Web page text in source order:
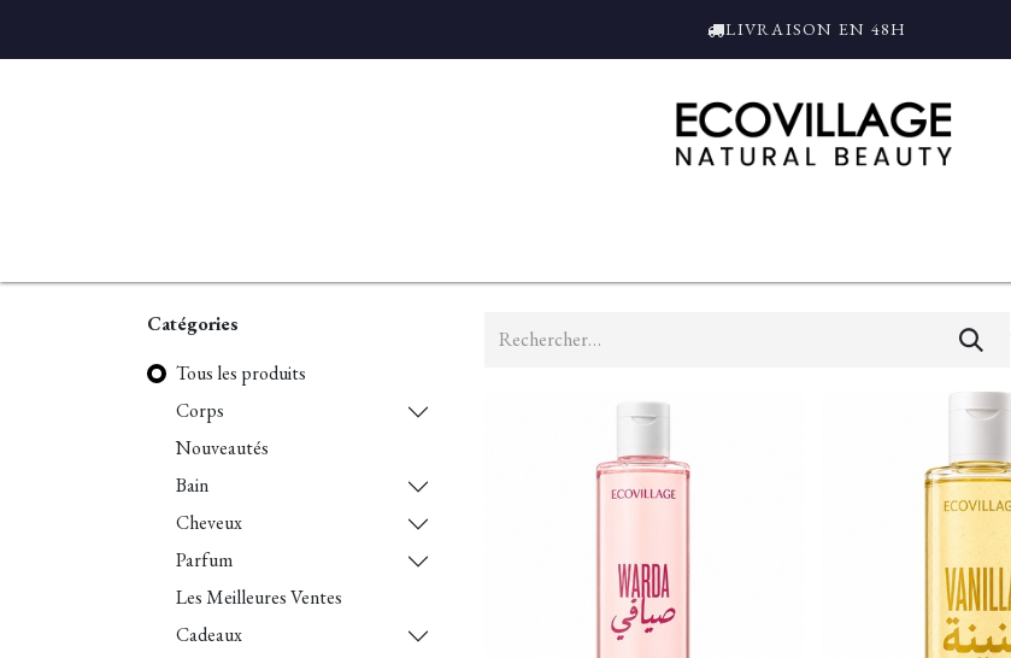
LIVRAISON EN 48H
Catégories
Tous les produits
Corps
Nouveautés
Bain
Cheveux
Parfum
Les Meilleures Ventes
Cadeaux